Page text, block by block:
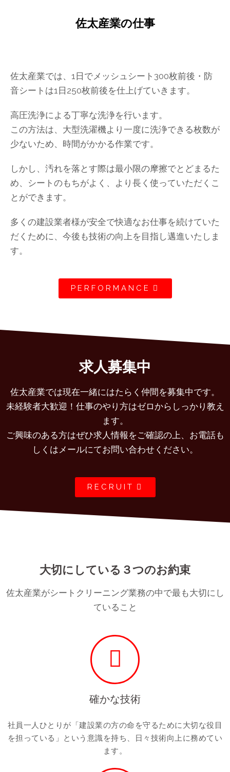
佐太産業の仕事
佐太産業では、1日でメッシュシート300枚前後・防
音シートは1日250枚前後を仕上げていきます。
高圧洗浄による丁寧な洗浄を行います。
この方法は、大型洗濯機より一度に洗浄できる枚数が
少ないため、時間がかかる作業です。
しかし、汚れを落とす際は最小限の摩擦でとどまるた
め、シートのもちがよく、より⻑く使っていただくこ
とができます。
多くの建設業者様が安全で快適なお仕事を続けていた
だくために、今後も技術の向上を目指し邁進いたしま
す。
PERFORMANCE
求人募集中
佐太産業では現在一緒にはたらく仲間を募集中です。
未経験者大歓迎！仕事のやり方はゼロからしっかり教え
ます。
ご興味のある方はぜひ求人情報をご確認の上、お電話も
しくはメールにてお問い合わせください。
RECRUIT
大切にしている３つのお約束
佐太産業がシートクリーニング業務の中で最も大切にし
ていること
確かな技術
社員一人ひとりが「建設業の方の命を守るために大切な役目
を担っている」という意識を持ち、日々技術向上に務めてい
ます。